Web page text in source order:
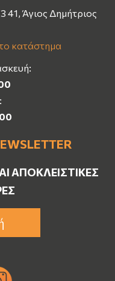
41, Άγιος Δημήτριος
κατάστημα
ΑΠΟΚΛΕΙΣΤΙΚΈΣ